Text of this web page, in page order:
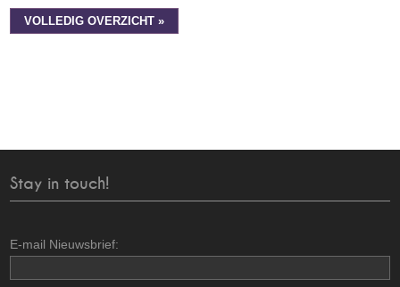
VOLLEDIG OVERZICHT »
Stay in touch!
E-mail Nieuwsbrief: